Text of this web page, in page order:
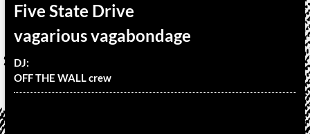
Five State Drive
vagarious vagabondage
DJ:
OFF THE WALL crew